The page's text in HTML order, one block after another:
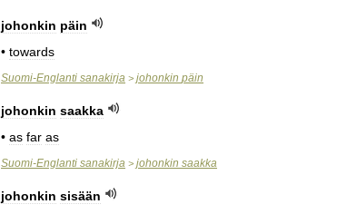
johonkin päin
• towards
Suomi-Englanti sanakirja > johonkin päin
johonkin saakka
• as far as
Suomi-Englanti sanakirja > johonkin saakka
johonkin sisään